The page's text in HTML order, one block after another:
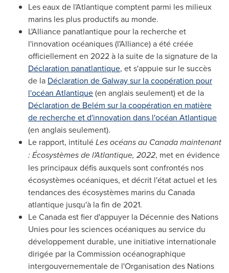
Les eaux de l'Atlantique comptent parmi les milieux
marins les plus productifs au monde.
L'Alliance panatlantique pour la recherche et
l'innovation océaniques (l'Alliance) a été créée
officiellement en 2022 à la suite de la signature de la
Déclaration panatlantique, et s'appuie sur le succès
de la Déclaration de Galway sur la coopération pour
l'océan Atlantique(en anglais seulement) et de la
Déclaration de Belém sur la coopération en matière
de recherche et d'innovation dans l'océan Atlantique
(en anglais seulement).
Le rapport, intituléLes océans au Canada maintenant
: Écosystèmes de l'Atlantique, 2022, met en évidence
les principaux défis auxquels sont confrontés nos
écosystèmes océaniques, et décrit l'état actuel et les
tendances des écosystèmes marins du Canada
atlantique jusqu'à la fin de 2021.
Le Canadaest fier d'appuyer la Décennie des Nations
Unies pour les sciences océaniques au service du
développement durable, une initiative internationale
dirigée par la Commission océanographique
intergouvernementale de l'Organisation des Nations